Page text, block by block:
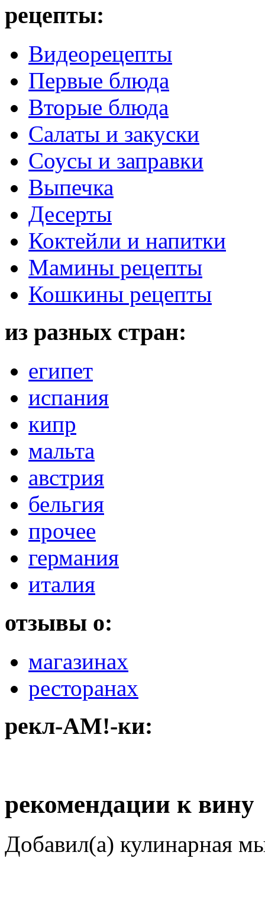
рецепты:
Видеорецепты
Первые блюда
Вторые блюда
Салаты и закуски
Соусы и заправки
Выпечка
Десерты
Коктейли и напитки
Мамины рецепты
Кошкины рецепты
из разных стран:
египет
испания
кипр
мальта
австрия
бельгия
прочее
германия
италия
отзывы о:
магазинах
ресторанах
рекл-АМ!-ки:
рекомендации к вину
Добавил(а) кулинарная